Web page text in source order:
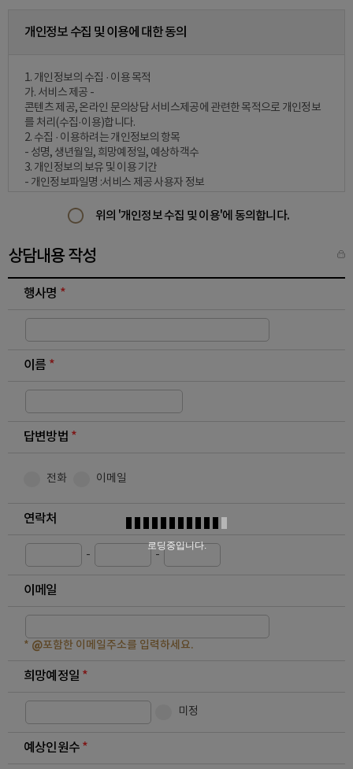
개인정보 수집 및 이용에 대한 동의
1. 개인정보의 수집 · 이용 목적
가. 서비스 제공 -
콘텐츠 제공, 온라인 문의상담 서비스제공에 관련한 목적으로 개인정보
를 처리(수집·이용)합니다.
2. 수집 · 이용하려는 개인정보의 항목
- 성명, 생년월일, 희망예정일, 예상하객수
3. 개인정보의 보유 및 이용 기간
- 개인정보파일명 :서비스 제공 사용자 정보
- 보유근거 :(표준 개인정보 보호지침 내 개인정보파일 보유기간 책정 기
니다.
다.
위의 '개인정보 수집 및 이용'에 동의합니다.
상담내용 작성
행사명 *
이름 *
답변방법 *
전화 이메일
연락처
- -
이메일
* @포함한 이메일주소를 입력하세요.
희망예정일 *
미정
예상인원수 *
로딩중입니다.